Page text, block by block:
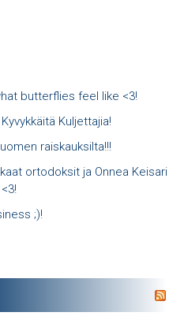
butterflies feel like <3!
Kuljettajia!
raiskauksilta!!!
ortodoksit ja Onnea Keisari
;)!